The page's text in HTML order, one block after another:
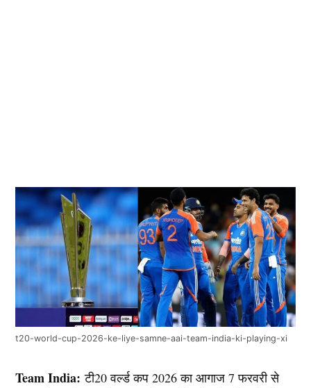
t20-world-cup-2026-ke-liye-samne-aai-team-india-ki-playing-xi
Team India:टी20 वर्ल्ड कप 2026 का आगाज 7 फरवरी से